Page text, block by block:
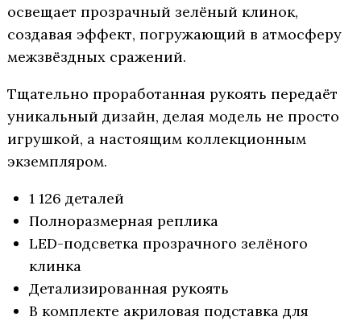
освещает прозрачный зелёный клинок,
создавая эффект, погружающий в атмосферу
межзвёздных сражений.
Тщательно проработанная рукоять передаёт
уникальный дизайн, делая модель не просто
игрушкой, а настоящим коллекционным
экземпляром.
1 126 деталей
Полноразмерная реплика
LED-подсветка прозрачного зелёного
клинка
Детализированная рукоять
В комплекте акриловая подставка для